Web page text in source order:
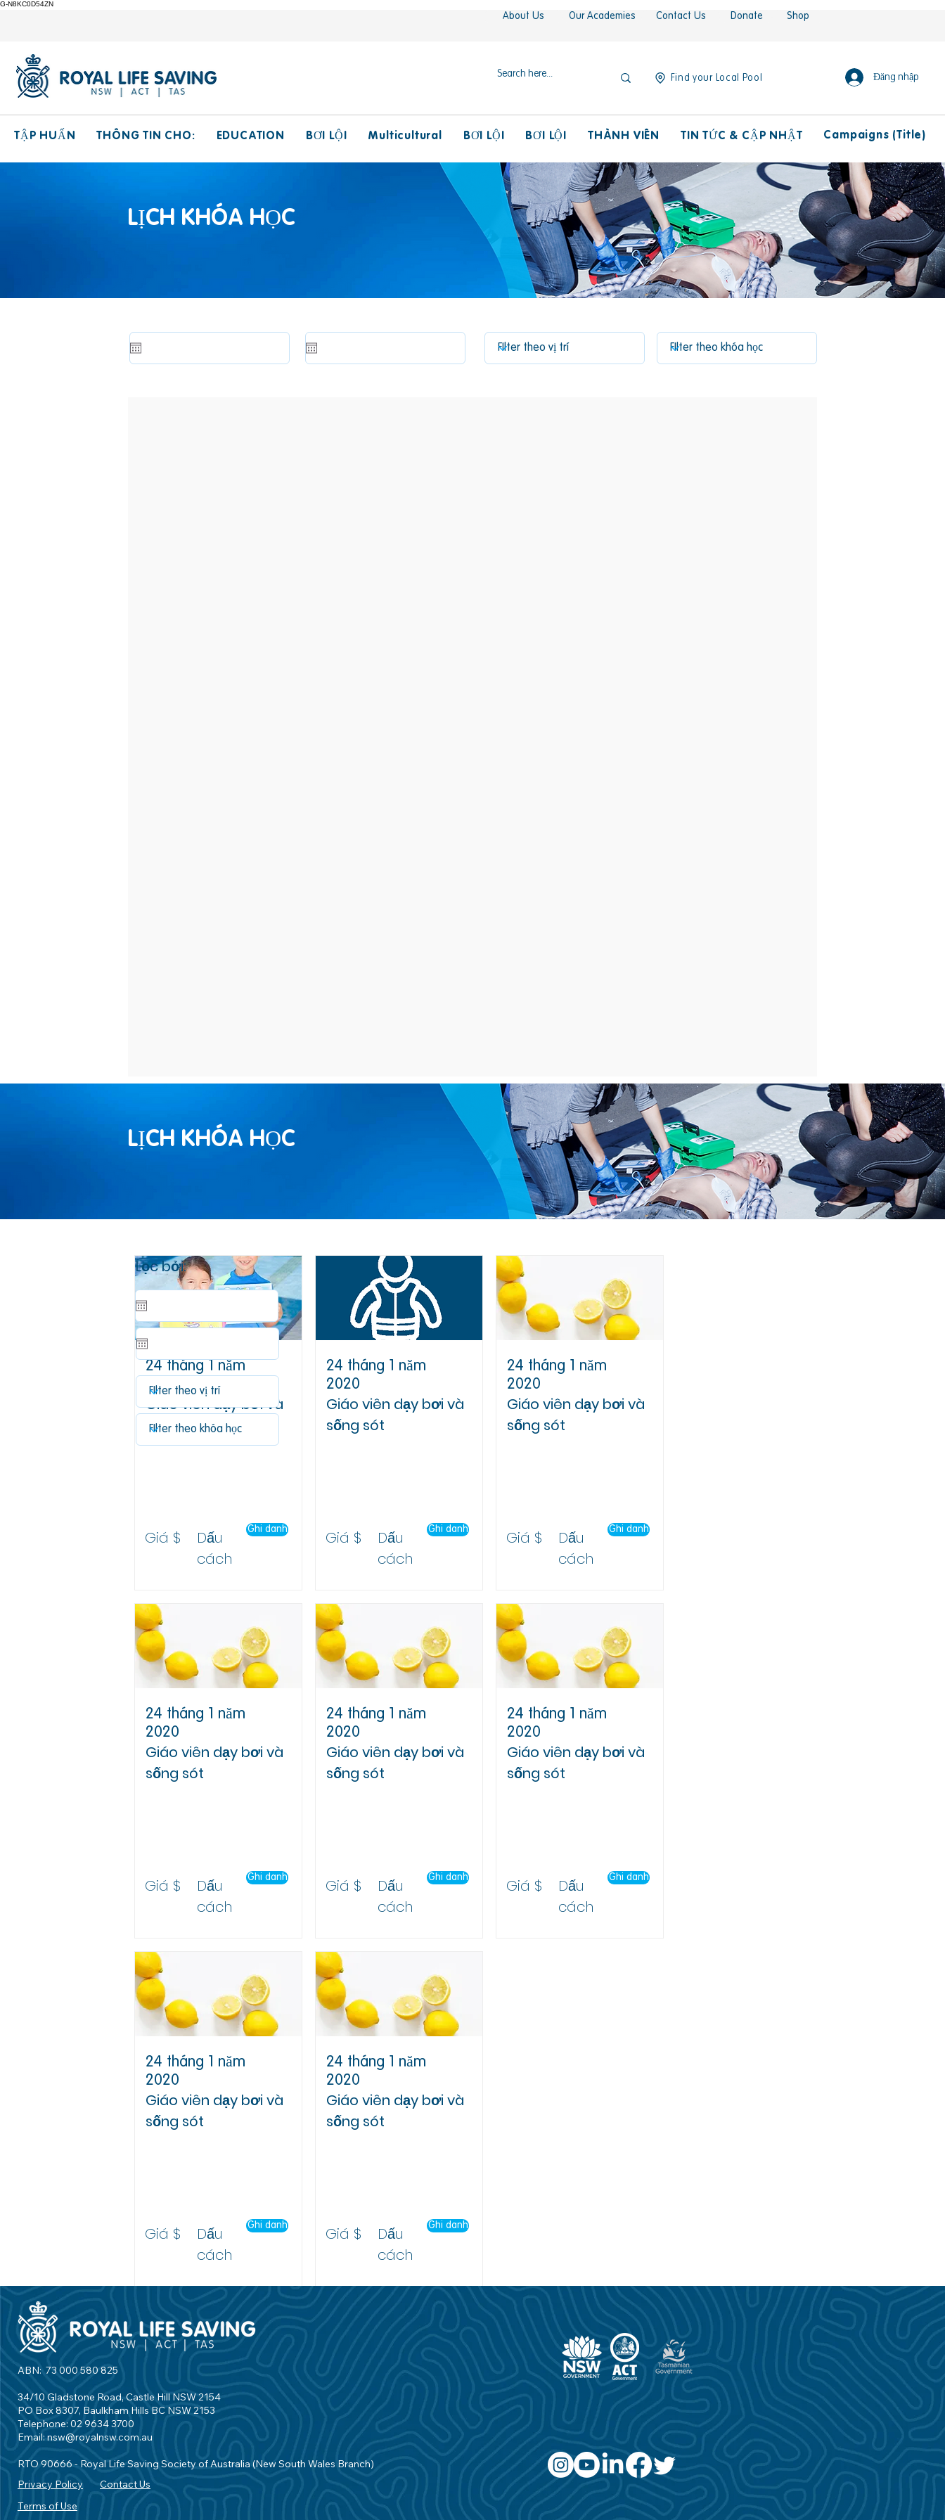
G-N8KC0D54ZN
About Us Our Academies Contact Us Donate Shop
Find your Local Pool Đăng nhập
TẬP HUẤN THÔNG TIN CHO: EDUCATION BƠI LỘI Multicultural BƠI LỘI BƠI LỘI THÀNH VIÊN TIN TỨC & CẬP NHẬT Campaigns (Title)
LỊCH KHÓA HỌC
LỊCH KHÓA HỌC
24 tháng 1 năm
2020
Giáo viên dạy bơi và
sống sót
Giá $
Dấu
cách
Ghi danh
24 tháng 1 năm
2020
Giáo viên dạy bơi và
sống sót
Giá $
Dấu
cách
Ghi danh
24 tháng 1 năm
2020
Giáo viên dạy bơi và
sống sót
Giá $
Dấu
cách
Ghi danh
24 tháng 1 năm
2020
Giáo viên dạy bơi và
sống sót
Giá $
Dấu
cách
Ghi danh
24 tháng 1 năm
2020
Giáo viên dạy bơi và
sống sót
Giá $
Dấu
cách
Ghi danh
24 tháng 1 năm
2020
Giáo viên dạy bơi và
sống sót
Giá $
Dấu
cách
Ghi danh
24 tháng 1 năm
2020
Giáo viên dạy bơi và
sống sót
Giá $
Dấu
cách
Ghi danh
24 tháng 1 năm
2020
Giáo viên dạy bơi và
sống sót
Giá $
Dấu
cách
Ghi danh
Lọc bởi:
ABN: 73 000 580 825
34/10 Gladstone Road, Castle Hill NSW 2154
PO Box 8307, Baulkham Hills BC NSW 2153
Telephone: 02 9634 3700
Email: nsw@royalnsw.com.au
RTO 90666 - Royal Life Saving Society of Australia (New South Wales Branch)
Privacy Policy
Contact Us
Terms of Use